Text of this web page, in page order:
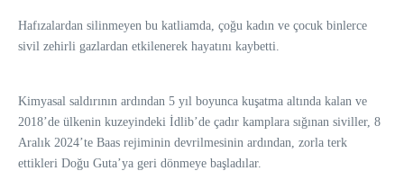
Hafızalardan silinmeyen bu katliamda, çoğu kadın ve çocuk binlerce
sivil zehirli gazlardan etkilenerek hayatını kaybetti.
Kimyasal saldırının ardından 5 yıl boyunca kuşatma altında kalan ve
2018’de ülkenin kuzeyindeki İdlib’de çadır kamplara sığınan siviller, 8
Aralık 2024’te Baas rejiminin devrilmesinin ardından, zorla terk
ettikleri Doğu Guta’ya geri dönmeye başladılar.